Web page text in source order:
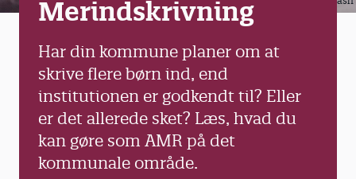
Merindskrivning
Har din kommune planer om at
skrive flere børn ind, end
institutionen er godkendt til? Eller
er det allerede sket? Læs, hvad du
kan gøre som AMR på det
kommunale område.